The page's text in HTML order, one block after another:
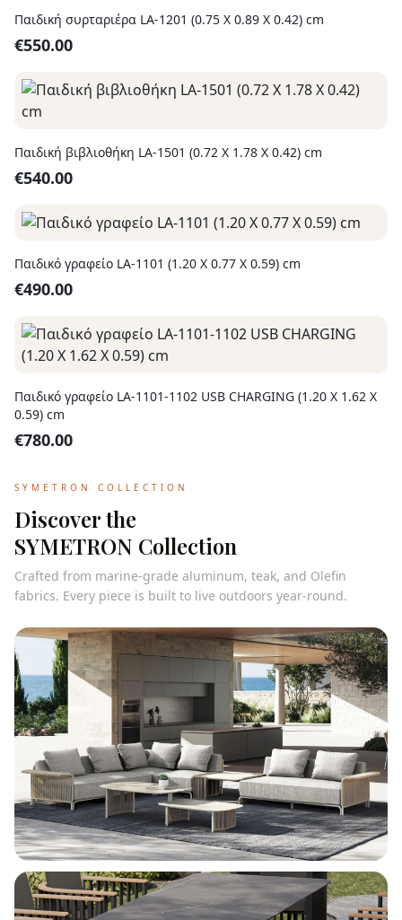
Παιδική συρταριέρα LA-1201 (0.75 Χ 0.89 Χ 0.42) cm
€550.00
Παιδική βιβλιοθήκη LA-1501 (0.72 Χ 1.78 Χ 0.42) cm
€540.00
Παιδικό γραφείο LA-1101 (1.20 Χ 0.77 Χ 0.59) cm
€490.00
Παιδικό γραφείο LA-1101-1102 USB CHARGING (1.20 Χ 1.62 Χ
0.59) cm
€780.00
SYMETRON COLLECTION
Discover the
SYMETRON Collection
Crafted from marine-grade aluminum, teak, and Olefin
fabrics. Every piece is built to live outdoors year-round.